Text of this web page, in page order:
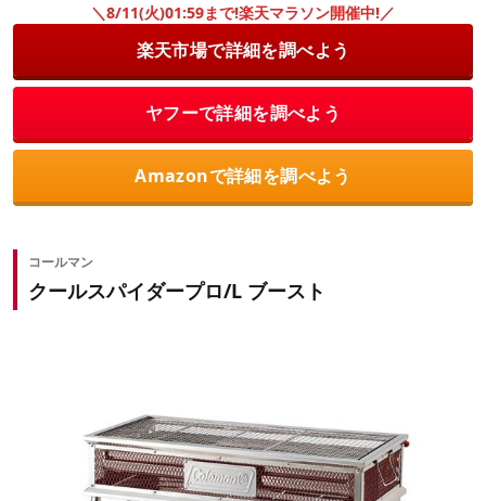
＼8/11(火)01:59まで!楽天マラソン開催中!／
楽天市場で詳細を調べよう
ヤフーで詳細を調べよう
Amazonで詳細を調べよう
コールマン
クールスパイダープロ/L ブースト